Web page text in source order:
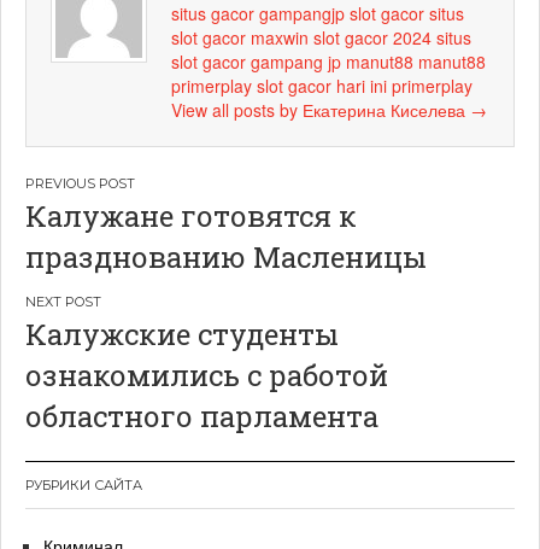
situs gacor gampangjp slot gacor situs
slot gacor maxwin slot gacor 2024 situs
slot gacor gampang jp manut88 manut88
primerplay slot gacor hari ini primerplay
View all posts by Екатерина Киселева →
Навигация
по
записям
Калужане готовятся к
празднованию Масленицы
Калужские студенты
ознакомились с работой
областного парламента
РУБРИКИ САЙТА